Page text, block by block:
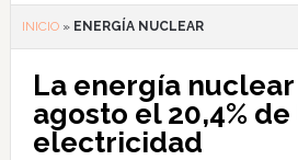
INICIO» ENERGÍA NUCLEAR
La energía
agosto el 20,4% de
electricidad